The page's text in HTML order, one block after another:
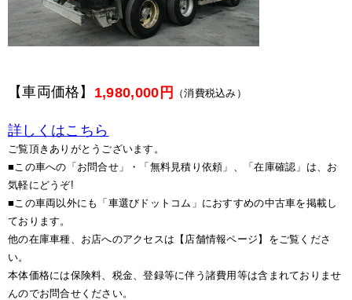
【車両価格】 1,980,000円 （消費税込み）
詳しくはこちら
ご覧頂きありがとうございます。
■この車への「お問合せ」・「無料見積り依頼」、「在庫確認」は、お
気軽にどうぞ!
■この車両以外にも「車選びドットコム」におすすめの中古車を掲載し
ております。
他の在庫車種、お店へのアクセスは【店舗情報ページ】をご覧くださ
い。
本体価格には保険料、税金、登録等に伴う諸費用等は含まれておりませ
んのでお問合せください。